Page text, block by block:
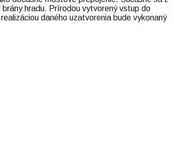
hradu. Prírodou vytvorený vstup do
daného uzatvorenia bude vykonaný